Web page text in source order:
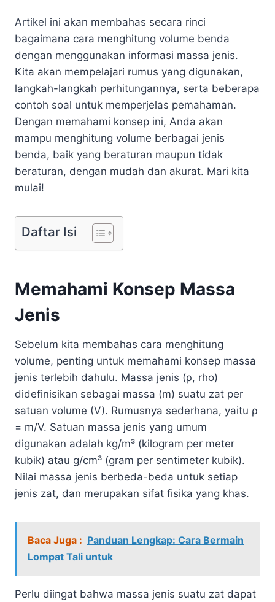
Artikel ini akan membahas secara rinci
bagaimana cara menghitung volume benda
dengan menggunakan informasi massa jenis.
Kita akan mempelajari rumus yang digunakan,
langkah-langkah perhitungannya, serta beberapa
contoh soal untuk memperjelas pemahaman.
Dengan memahami konsep ini, Anda akan
mampu menghitung volume berbagai jenis
benda, baik yang beraturan maupun tidak
beraturan, dengan mudah dan akurat. Mari kita
mulai!
Daftar Isi
Memahami Konsep Massa
Jenis
Sebelum kita membahas cara menghitung
volume, penting untuk memahami konsep massa
jenis terlebih dahulu. Massa jenis (ρ, rho)
didefinisikan sebagai massa (m) suatu zat per
satuan volume (V). Rumusnya sederhana, yaitu ρ
= m/V. Satuan massa jenis yang umum
digunakan adalah kg/m³ (kilogram per meter
kubik) atau g/cm³ (gram per sentimeter kubik).
Nilai massa jenis berbeda-beda untuk setiap
jenis zat, dan merupakan sifat fisika yang khas.
Baca Juga : Panduan Lengkap: Cara Bermain
Lompat Tali untuk
Perlu diingat bahwa massa jenis suatu zat dapat